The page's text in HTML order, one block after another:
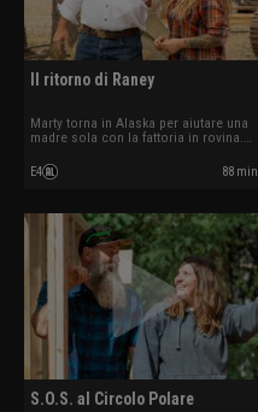
Il ritorno di Raney
Marty torna in Alaska per aiutare una
madre sola con la fattoria in rovina.
vicini, deve agire in fretta per salvare
tutto.
E4 88 min
S.O.S. al Circolo Polare